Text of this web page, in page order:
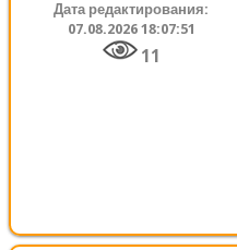
Дата редактирования:
07.08.2026 18:07:51
11